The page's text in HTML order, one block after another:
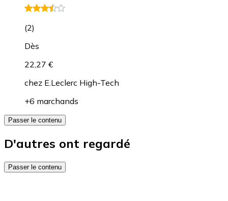
(2)
Dès
22,27 €
chez E.Leclerc High-Tech
+6 marchands
Passer le contenu
D'autres ont regardé
Passer le contenu